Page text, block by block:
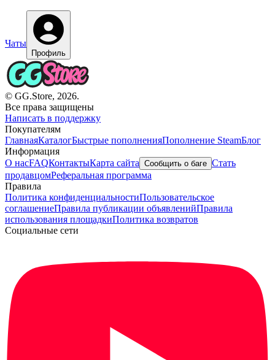
Чаты
Профиль
© GG.Store, 2026.
Все права защищены
Написать в поддержку
Покупателям
ГлавнаяКаталогБыстрые пополненияПополнение SteamБлог
Информация
О насFAQКонтактыКарта сайта Сообщить о баге Стать
продавцомРеферальная программа
Правила
Политика конфиденциальностиПользовательское
соглашениеПравила публикации объявленийПравила
использования площадкиПолитика возвратов
Социальные сети